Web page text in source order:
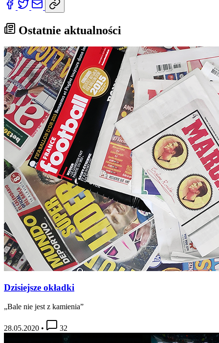
Ostatnie aktualności
Dzisiejsze okładki
„Bale nie jest z kamienia”
28.05.2020 • 32